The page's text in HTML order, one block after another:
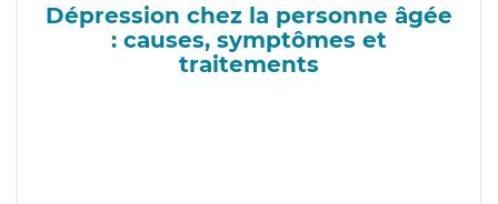
Dépression chez la personne âgée
: causes, symptômes et
traitements